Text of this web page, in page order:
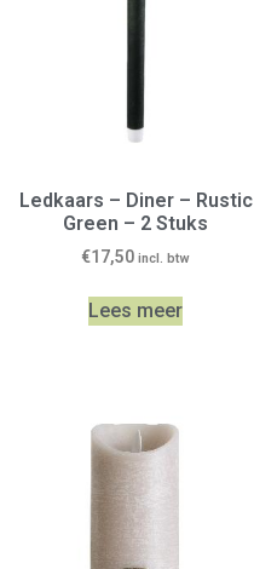
Ledkaars – Diner – Rustic
Green – 2 Stuks
€17,50 incl. btw
Lees meer